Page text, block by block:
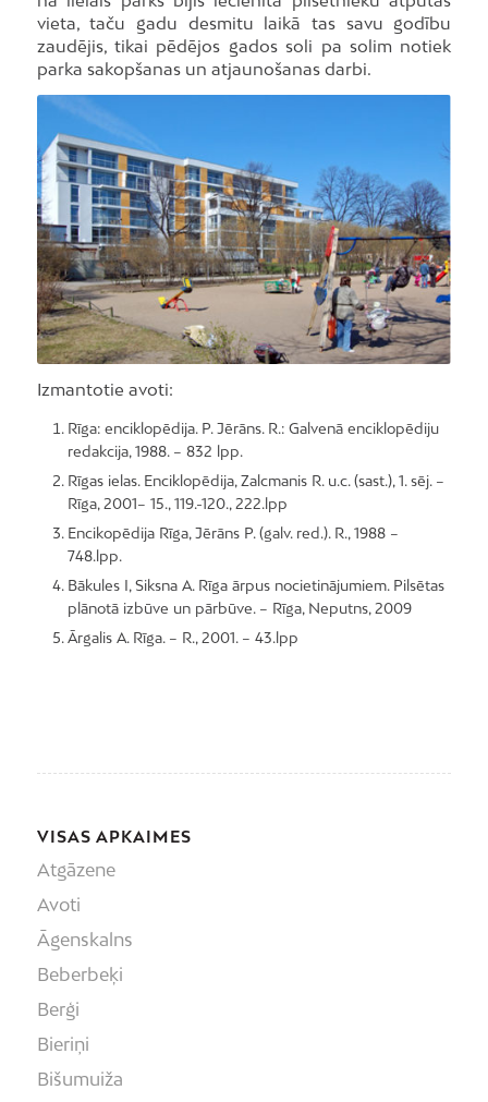
vieta, taču gadu desmitu laikā tas savu godību
zaudējis, tikai pēdējos gados soli pa solim notiek
parka sakopšanas un atjaunošanas darbi.
Foto: I.Kubliņš
Izmantotie avoti:
Rīga: enciklopēdija. P. Jērāns. R.: Galvenā enciklopēdiju
redakcija, 1988. – 832 lpp.
Rīgas ielas. Enciklopēdija, Zalcmanis R. u.c. (sast.), 1. sēj. –
Rīga, 2001– 15., 119.-120., 222.lpp
Encikopēdija Rīga, Jērāns P. (galv. red.). R., 1988 –
748.lpp.
Bākules I, Siksna A. Rīga ārpus nocietinājumiem. Pilsētas
plānotā izbūve un pārbūve. – Rīga, Neputns, 2009
Ārgalis A. Rīga. – R., 2001. – 43.lpp
VISAS APKAIMES
Atgāzene
Avoti
Āgenskalns
Beberbeķi
Berģi
Bieriņi
Bišumuiža